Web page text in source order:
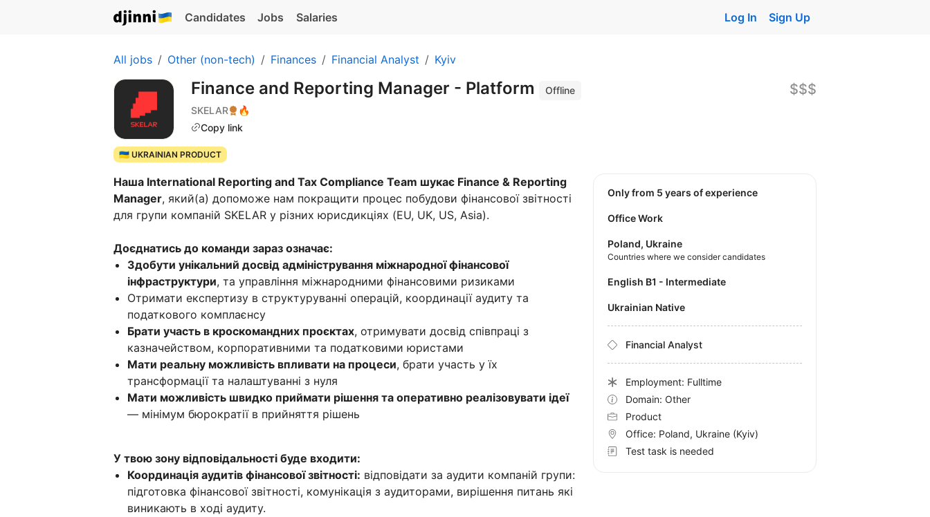
Candidates Jobs Salaries Log In Sign Up
All jobs Other (non-tech) Finances Financial Analyst Kyiv
Finance and Reporting Manager - Platform
Offline
SKELAR
🔥
Copy link
$$$
🇺🇦 UKRAINIAN PRODUCT
Наша International Reporting and Tax Compliance Team шукає Finance & Reporting
Manager, який(а) допоможе нам покращити процес побудови фінансової звітності
для групи компаній SKELAR у різних юрисдикціях (EU, UK, US, Asia).
Доєднатись до команди зараз означає:
Здобути унікальний досвід адміністрування міжнародної фінансової
інфраструктури, та управління міжнародними фінансовими ризиками
Отримати експертизу в структуруванні операцій, координації аудиту та
податкового комплаєнсу
Брати участь в кроскомандних проєктах, отримувати досвід співпраці з
казначейством, корпоративними та податковими юристами
Мати реальну можливість впливати на процеси, брати участь у їх
трансформації та налаштуванні з нуля
Мати можливість швидко приймати рішення та оперативно реалізовувати ідеї
— мінімум бюрократії в прийняття рішень
У твою зону відповідальності буде входити:
Координація аудитів фінансової звітності: відповідати за аудити компаній групи:
підготовка фінансової звітності, комунікація з аудиторами, вирішення питань які
виникають в ході аудиту.
Only from 5 years of experience
Office Work
Poland, Ukraine
Countries where we consider candidates
English B1 - Intermediate
Ukrainian Native
Financial Analyst
Employment: Fulltime
Domain: Other
Product
Office: Poland, Ukraine (Kyiv)
Test task is needed